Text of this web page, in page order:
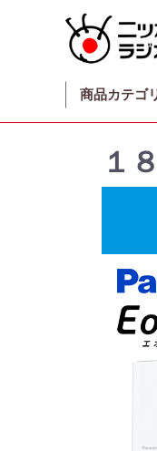
商品カテゴ
１